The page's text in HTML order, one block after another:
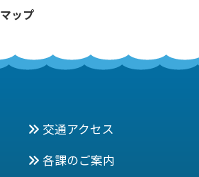
ップ
交通アクセス
各課のご案内